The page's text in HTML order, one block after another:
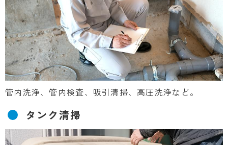
管内洗浄、管内検査、吸引清掃、高圧洗浄など。
タンク清掃